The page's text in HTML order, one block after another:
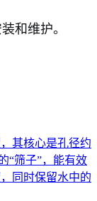
和维护。
其核心是孔径约
“筛子”，能有效
同时保留水中的